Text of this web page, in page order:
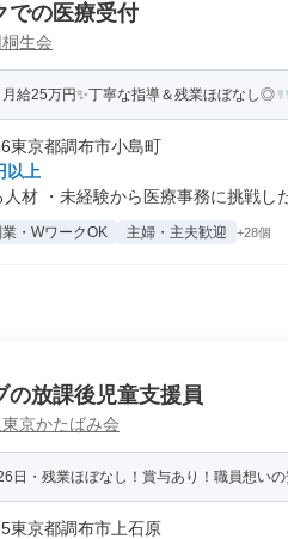
での医療受付
生会
給25万円✨丁寧な指導＆残業ほぼなし◎
東京都調布市小島町
以上
材 ・未経験から医療事務に挑戦し
・WワークOK 主婦・主夫歓迎 +28個
の放課後児童支援員
京かたばみ会
日・残業ほぼなし！賞与あり！職員想い
東京都調布市上石原